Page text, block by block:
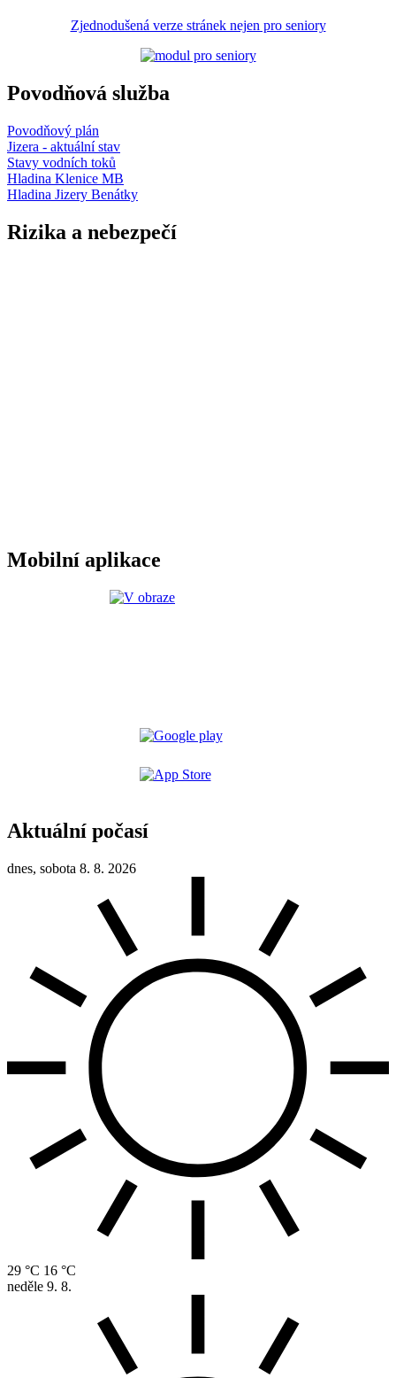
Zjednodušená verze stránek nejen pro seniory
Povodňová služba
Povodňový plán
Jizera - aktuální stav
Stavy vodních toků
Hladina Klenice MB
Hladina Jizery Benátky
Rizika a nebezpečí
Mobilní aplikace
Aktuální počasí
dnes, sobota 8. 8. 2026
29 °C 16 °C
neděle 9. 8.